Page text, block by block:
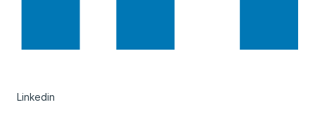
Linkedin